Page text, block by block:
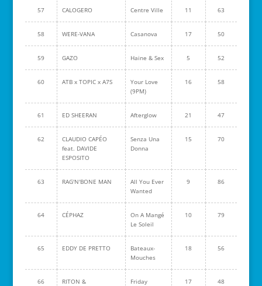
57 CALOGERO Centre Ville 11 63
58 WERE-VANA Casanova 17 50
59 GAZO Haine & Sex 5 52
60 ATB x TOPIC x A7S
Your Love
(9PM)
16 58
61 ED SHEERAN Afterglow 21 47
62
CLAUDIO CAPÉO
feat. DAVIDE
ESPOSITO
Senza Una
Donna
15 70
63 RAG'N'BONE MAN
All You Ever
Wanted
9 86
64 CÉPHAZ
On A Mangé
Le Soleil
10 79
65 EDDY DE PRETTO
Bateaux-
Mouches
18 56
66
RITON &
Friday 17 48